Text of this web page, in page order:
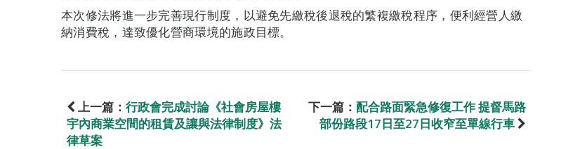
本次修法將進一步完善現行制度，以避免先繳稅後退稅的繁複繳稅程序，便利經營人繳
納消費稅，達致優化營商環境的施政目標。
上一篇： 行政會完成討論《社會房屋樓
宇內商業空間的租賃及讓與法律制度》法
律草案
下一篇： 配合路面緊急修復工作 提督馬路
部份路段17日至27日收窄至單線行車